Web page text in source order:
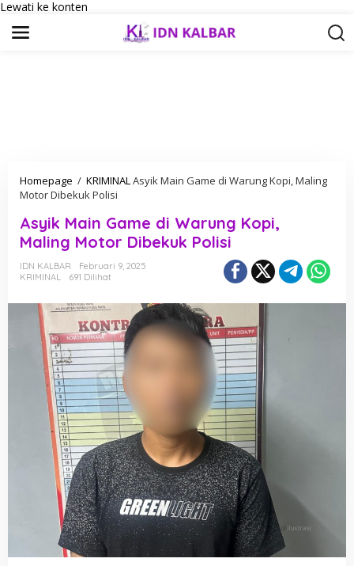
Lewati ke konten
Homepage / KRIMINALAsyik Main Game di Warung Kopi, Maling
Motor Dibekuk Polisi
Asyik Main Game di Warung Kopi,
Maling Motor Dibekuk Polisi
IDN KALBAR
Februari 9, 2025
KRIMINAL
691 Dilihat